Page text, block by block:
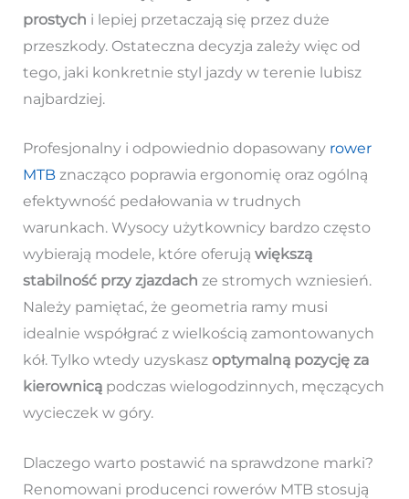
prostych i lepiej przetaczają się przez duże
przeszkody. Ostateczna decyzja zależy więc od
tego, jaki konkretnie styl jazdy w terenie lubisz
najbardziej.
Profesjonalny i odpowiednio dopasowany rower
MTBznacząco poprawia ergonomię oraz ogólną
efektywność pedałowania w trudnych
warunkach. Wysocy użytkownicy bardzo często
wybierają modele, które oferują większą
stabilność przy zjazdach ze stromych wzniesień.
Należy pamiętać, że geometria ramy musi
idealnie współgrać z wielkością zamontowanych
kół. Tylko wtedy uzyskasz optymalną pozycję za
kierownicąpodczas wielogodzinnych, męczących
wycieczek w góry.
Dlaczego warto postawić na sprawdzone marki?
Renomowani producenci rowerów MTB stosują